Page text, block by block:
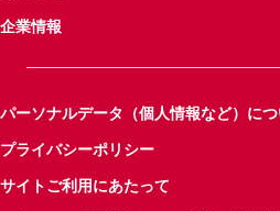
企業情報
パーソナルデータ（個人情報など）につ
プライバシーポリシー
サイトご利用にあたって